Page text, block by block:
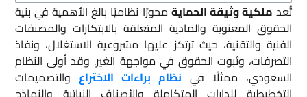
تُعد ملكية وثيقة الحماية محورًا نظاميًا بالغ الأهمية في بنية
الحقوق المعنوية والمادية المتعلقة بالابتكارات والمصنفات
الفنية والتقنية، حيث ترتكز عليها مشروعية الاستغلال، ونفاذ
التصرفات، وثبوت الحقوق في مواجهة الغير. وقد أولى النظام
السعودي، ممثلًا في نظام براءات الاختراعوالتصميمات